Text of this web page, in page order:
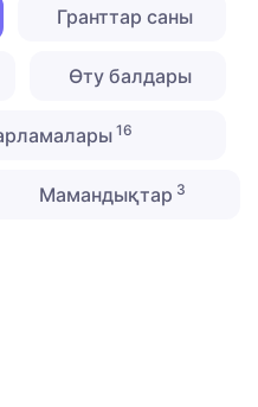
Гранттар саны
Өту балдары
16
Мамандықтар 3